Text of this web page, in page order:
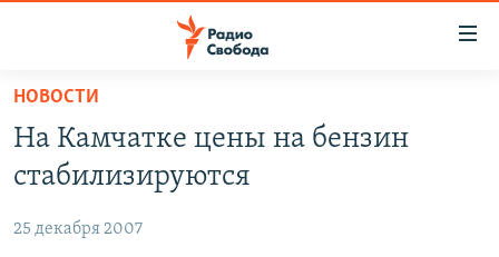
упрощенного
доступа
Вернуться
основному
ПОДКАСТЫ
АВТОРСКИЕ ПРОЕКТЫ
ЦИТАТЫ СВОБОДЫ
НОВОСТИ
На Камчатке цены на бензин
стабилизируются
25 декабря 2007